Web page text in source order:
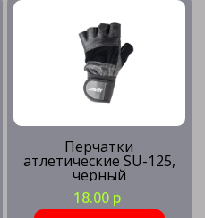
Перчатки
атлетические SU-125,
черный
18.00 р